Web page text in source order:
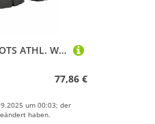
Pikeur Damen BOOTS ATHL. WOMAN black Sneaker/Boots Athleisure HW 25, Größe:38
77,86 €
um 00:03; der
haben.